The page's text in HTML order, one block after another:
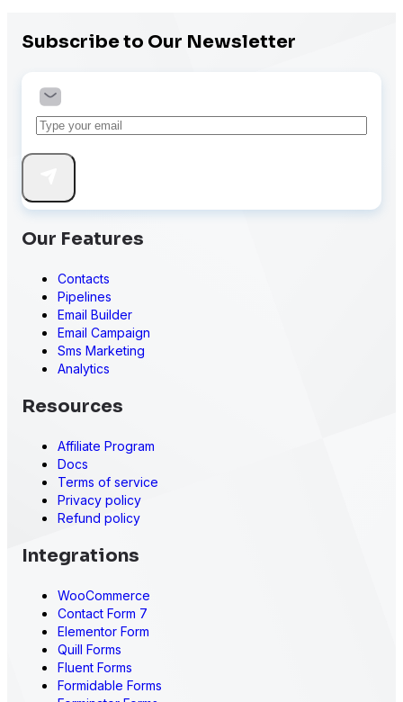
Subscribe to Our Newsletter
Our Features
Contacts
Pipelines
Email Builder
Email Campaign
Sms Marketing
Analytics
Resources
Affiliate Program
Docs
Terms of service
Privacy policy
Refund policy
Integrations
WooCommerce
Contact Form 7
Elementor Form
Quill Forms
Fluent Forms
Formidable Forms